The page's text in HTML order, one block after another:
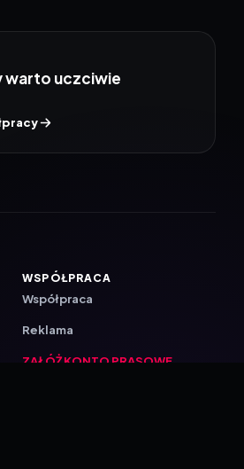
warto uczciwie
WSPÓŁPRACA
Współpraca
Reklama
ZAŁÓŻ KONTO PRASOWE